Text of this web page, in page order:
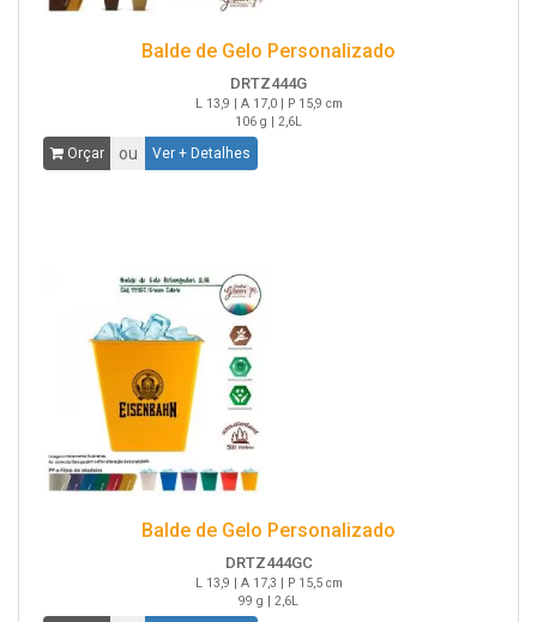
Balde de Gelo Personalizado
DRTZ444G
L 13,9 | A 17,0 | P 15,9 cm
106 g | 2,6L
Orçar ou Ver + Detalhes
Balde de Gelo Personalizado
DRTZ444GC
L 13,9 | A 17,3 | P 15,5 cm
99 g | 2,6L